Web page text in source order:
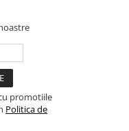
promotiile
Politica de